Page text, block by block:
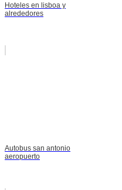
Hoteles en lisboa y
alrededores
Autobus san antonio
aeropuerto